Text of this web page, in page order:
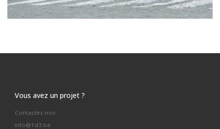
Vous avez un projet ?
Contactez-moi
info@1d3.be